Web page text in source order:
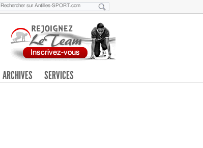
ARCHIVES SERVICES